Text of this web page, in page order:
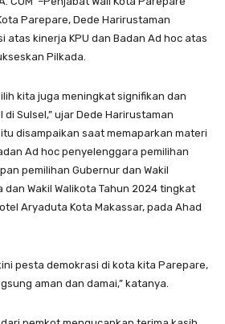
Parepare, Dede Harirustaman
atas kinerja KPU dan Badan Ad hoc atas
Pilkada.
kita juga meningkat signifikan dan
Sulsel,” ujar Dede Harirustaman
disampaikan saat memaparkan materi
Ad hoc penyelenggara pemilihan
pemilihan Gubernur dan Wakil
dan Wakil Walikota Tahun 2024 tingkat
Aryaduta Kota Makassar, pada Ahad
pesta demokrasi di kota kita Parepare,
aman dan damai,” katanya.